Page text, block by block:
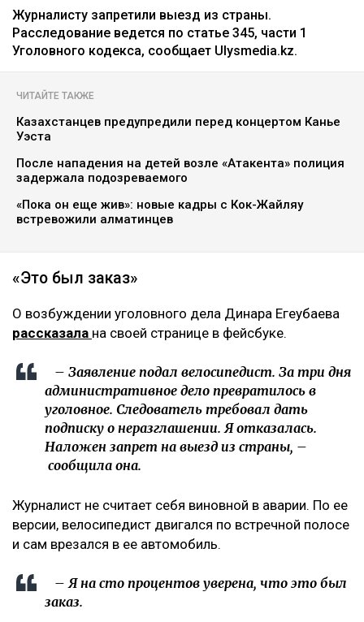
Журналисту запретили выезд из страны.
Расследование ведется по статье 345, части 1
Уголовного кодекса, сообщает Ulysmedia.kz.
ЧИТАЙТЕ ТАКЖЕ
Казахстанцев предупредили перед концертом Канье
Уэста
После нападения на детей возле «Атакента» полиция
задержала подозреваемого
«Пока он еще жив»: новые кадры с Кок-Жайляу
встревожили алматинцев
«Это был заказ»
О возбуждении уголовного дела Динара Егеубаева
рассказала на своей странице в фейсбуке.
– Заявление подал велосипедист. За три дня
административное дело превратилось в
уголовное. Следователь требовал дать
подписку о неразглашении. Я отказалась.
Наложен запрет на выезд из страны, –
сообщила она.
Журналист не считает себя виновной в аварии. По ее
версии, велосипедист двигался по встречной полосе
и сам врезался в ее автомобиль.
– Я на сто процентов уверена, что это был
заказ.